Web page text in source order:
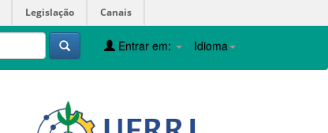
Legislação Canais
Idioma
Entrar em: